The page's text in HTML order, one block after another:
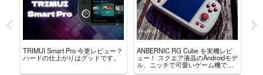
TRIMUI Smart Pro 今更レビュー？
ハードの仕上がりはグッドです。
ANBERNIC RG Cube を実機レビ
ュー！ スクエア液晶のAndroidモデ
ル、ニッチで可愛いゲーム機で